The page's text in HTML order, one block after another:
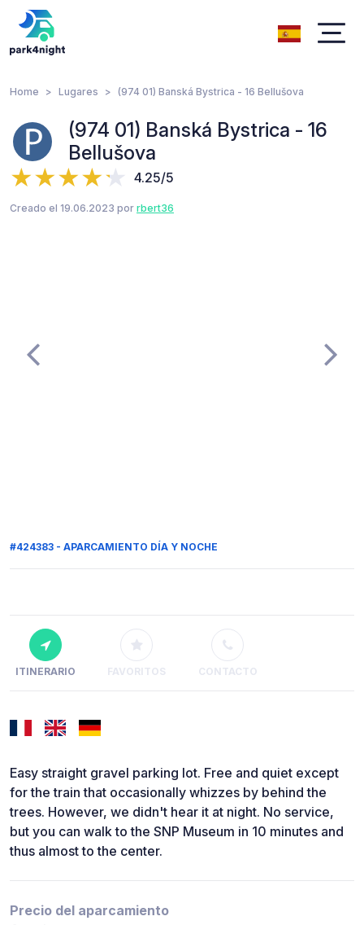
Home Lugares (974 01) Banská Bystrica - 16 Bellušova
(974 01) Banská Bystrica - 16
Bellušova
4.25/5
Creado el 19.06.2023 por rbert36
#424383 - APARCAMIENTO DÍA Y NOCHE
ITINERARIO FAVORITOS CONTACTO
Easy straight gravel parking lot. Free and quiet except
for the train that occasionally whizzes by behind the
trees. However, we didn't hear it at night. No service,
but you can walk to the SNP Museum in 10 minutes and
thus almost to the center.
Precio del aparcamiento